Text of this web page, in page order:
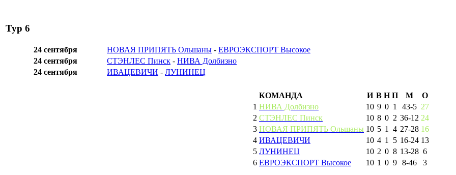
Тур 6
24 сентября НОВАЯ ПРИПЯТЬ Ольшаны - ЕВРОЭКСПОРТ Высокое
24 сентября
СТЭНЛЕС Пинск - НИВА Долбизно
24 сентября
ИВАЦЕВИЧИ - ЛУНИНЕЦ
КОМАНДА И В Н П М
О
1 НИВА Долбизно 10 9 0 1 43-5 27
2 СТЭНЛЕС Пинск 10 8 0 2 36-12 24
3 НОВАЯ ПРИПЯТЬ Ольшаны 10 5 1 4 27-28 16
4 ИВАЦЕВИЧИ 10 4 1 5 16-24 13
5 ЛУНИНЕЦ 10 2 0 8 13-28 6
6 ЕВРОЭКСПОРТ Высокое 10 1 0 9 8-46 3